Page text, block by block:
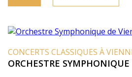
CONCERTS CLASSIQUES À
ORCHESTRE